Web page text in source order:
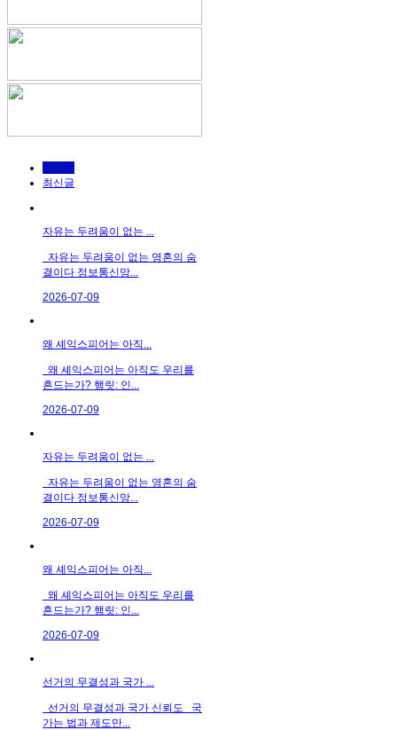
인기글
최신글
자유는 두려움이 없는 ...
자유는 두려움이 없는 영혼의 숨
결이다 정보통신망...
2026-07-09
왜 셰익스피어는 아직...
왜 셰익스피어는 아직도 우리를
흔드는가? 햄릿: 인...
2026-07-09
자유는 두려움이 없는 ...
자유는 두려움이 없는 영혼의 숨
결이다 정보통신망...
2026-07-09
왜 셰익스피어는 아직...
왜 셰익스피어는 아직도 우리를
흔드는가? 햄릿: 인...
2026-07-09
선거의 무결성과 국가 ...
선거의 무결성과 국가 신뢰도 국
가는 법과 제도만...